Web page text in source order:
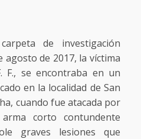
de investigación
agosto de 2017, la víctima
F., se encontraba en un
en la localidad de San
cuando fue atacada por
corto contundente
graves lesiones que